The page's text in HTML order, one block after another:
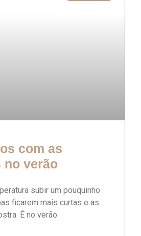
com as
no verão
subir um pouquinho
ficarem mais curtas e as
É no verão